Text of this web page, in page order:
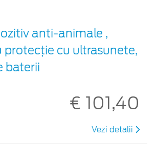
anti-animale ,
protecție cu ultrasunete,
baterii
€ 101,40
Vezi detalii